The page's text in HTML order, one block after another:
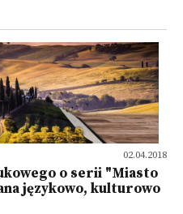
02.04.2018
o serii "Miasto
językowo, kulturowo